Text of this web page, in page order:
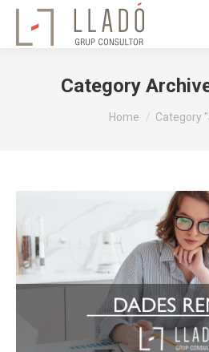
Category
You are here:
Home Category